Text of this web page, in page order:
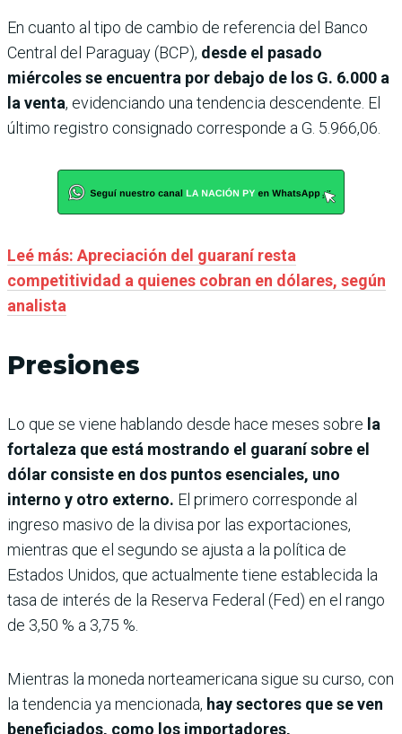
En cuanto al tipo de cambio de referencia del Banco
Central del Paraguay (BCP), desde el pasado
miércoles se encuentra por debajo de los G. 6.000 a
la venta, evidenciando una tendencia descendente. El
último registro consignado corresponde a G. 5.966,06.
Leé más: Apreciación del guaraní resta
competitividad a quienes cobran en dólares, según
analista
Presiones
Lo que se viene hablando desde hace meses sobre la
fortaleza que está mostrando el guaraní sobre el
dólar consiste en dos puntos esenciales, uno
interno y otro externo. El primero corresponde al
ingreso masivo de la divisa por las exportaciones,
mientras que el segundo se ajusta a la política de
Estados Unidos, que actualmente tiene establecida la
tasa de interés de la Reserva Federal (Fed) en el rango
de 3,50 % a 3,75 %.
Mientras la moneda norteamericana sigue su curso, con
la tendencia ya mencionada, hay sectores que se ven
beneficiados, como los importadores,